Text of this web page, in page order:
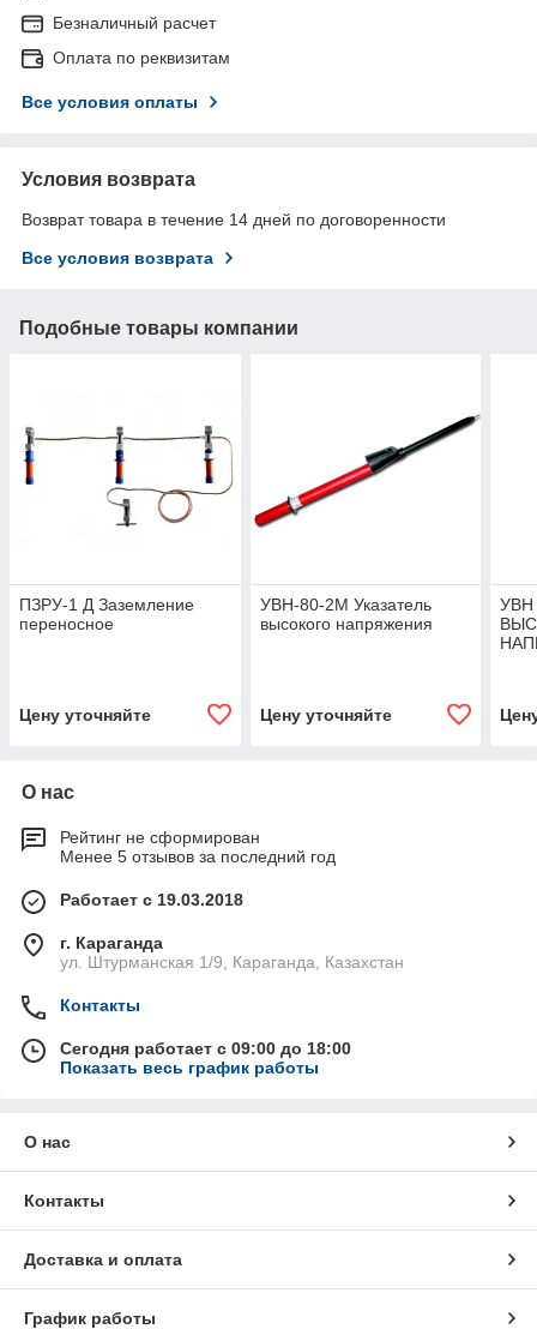
Безналичный расчет
Оплата по реквизитам
Все условия оплаты
Условия возврата
Возврат товара в течение 14 дней по договоренности
Все условия возврата
Подобные товары компании
ПЗРУ-1 Д Заземление
переносное
Цену уточняйте
УВН-80-2М Указатель
высокого напряжения
Цену уточняйте
УВН
О нас
Рейтинг не сформирован
Менее 5 отзывов за последний год
Работает с 19.03.2018
г. Караганда
ул. Штурманская 1/9, Караганда, Казахстан
Контакты
Сегодня работает с 09:00 до 18:00
Показать весь график работы
О нас
Контакты
Доставка и оплата
График работы